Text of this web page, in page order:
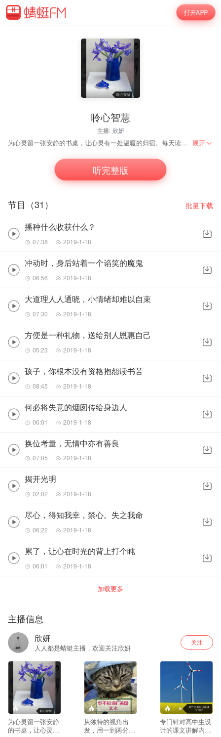
打开APP
聆心智慧
主播: 欣妍
为心灵留一张安静的书桌，让心灵有一处温暖的归宿。每天读点好文章，感受阅读的力量。 展开
听完整版
节目（31） 批量下载
播种什么收获什么？
07:38 2019-1-18
冲动时，身后站着一个谄笑的魔鬼
06:56 2019-1-18
大道理人人通晓，小情绪却难以自束
07:30 2019-1-18
方便是一种礼物，送给别人恩惠自己
05:23 2019-1-18
孩子，你根本没有资格抱怨读书苦
08:45 2019-1-18
何必将失意的烟囱传给身边人
06:01 2019-1-18
换位考量，无情中亦有善良
07:05 2019-1-18
揭开光明
02:02 2019-1-18
尽心，得知我幸，禁心。失之我命
06:22 2019-1-18
累了，让心在时光的背上打个盹
06:01 2019-1-18
加载更多
主播信息
欣妍
人人都是蜻蜓主播，欢迎关注欣妍
关注
--
为心灵留一张安静
的书桌，让心灵有
15
从独特的视角出
发，用一到两分钟
--
专门针对高中生设
计的课文讲解内